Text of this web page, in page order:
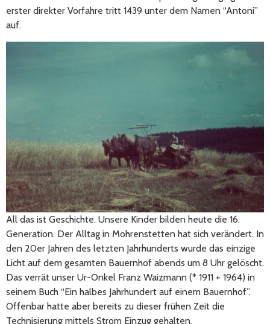
erster direkter Vorfahre tritt 1439 unter dem Namen “Antoni”
auf.
All das ist Geschichte. Unsere Kinder bilden heute die 16.
Generation. Der Alltag in Mohrenstetten hat sich verändert. In
den 20er Jahren des letzten Jahrhunderts wurde das einzige
Licht auf dem gesamten Bauernhof abends um 8 Uhr gelöscht.
Das verrät unser Ur-Onkel Franz Waizmann (* 1911 + 1964) in
seinem Buch “Ein halbes Jahrhundert auf einem Bauernhof”.
Offenbar hatte aber bereits zu dieser frühen Zeit die
Technisierung mittels Strom Einzug gehalten.